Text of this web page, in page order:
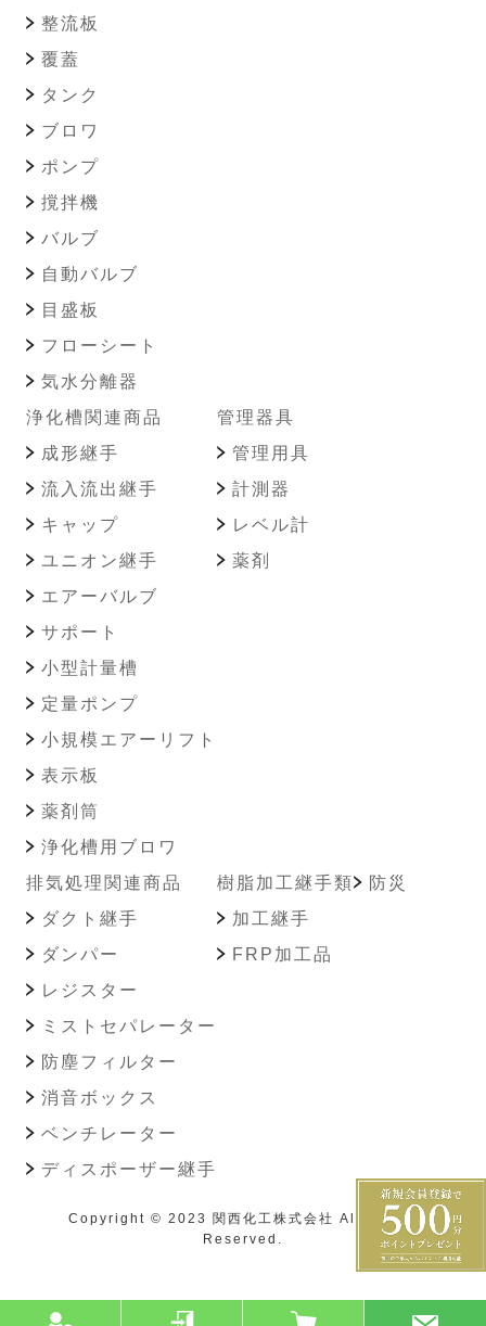
整流板
覆蓋
タンク
ブロワ
ポンプ
撹拌機
バルブ
自動バルブ
目盛板
フローシート
気水分離器
浄化槽関連商品
成形継手
流入流出継手
キャップ
ユニオン継手
エアーバルブ
サポート
小型計量槽
定量ポンプ
小規模エアーリフト
表示板
薬剤筒
浄化槽用ブロワ
管理器具
管理用具
計測器
レベル計
薬剤
排気処理関連商品
ダクト継手
ダンパー
レジスター
ミストセパレーター
防塵フィルター
消音ボックス
ベンチレーター
樹脂加工継手類
加工継手
FRP加工品
防災
ディスポーザー継手
Copyright © 2023 関西化工株式会社 All Rights
Reserved.